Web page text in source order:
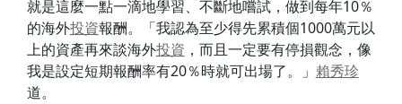
就是這麼一點一滴地學習、不斷地嚐試，做到每年10％
的海外投資報酬。「我認為至少得先累積個1000萬元以
上的資產再來談海外投資 ，而且一定要有停損觀念，像
我是設定短期報酬率有20％時就可出場了。」 賴秀珍
道。